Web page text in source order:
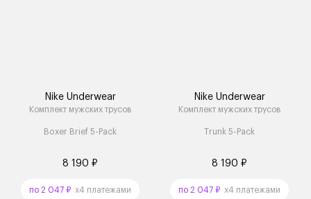
Nike Underwear
Комплект мужских трусов
Boxer Brief 5-Pack
8 190 ₽
по 2 047 ₽ x4 платежами
Nike Underwear
Комплект мужских трусов
Trunk 5-Pack
8 190 ₽
по 2 047 ₽ x4 платежами